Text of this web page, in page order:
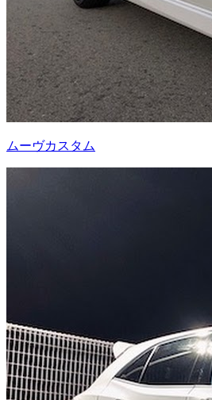
ムーヴカスタム